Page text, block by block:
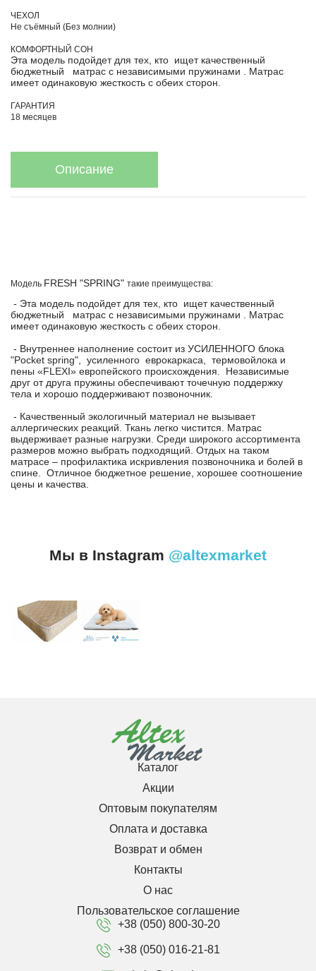
ЧЕХОЛ
Не съёмный (Без молнии)
КОМФОРТНЫЙ СОН
Эта модель подойдет для тех, кто ищет качественный
бюджетный матрас с независимыми пружинами . Матрас
имеет одинаковую жесткость с обеих сторон.
ГАРАНТИЯ
18 месяцев
Описание
Модель FRESH "SPRING" такие преимущества:
- Эта модель подойдет для тех, кто ищет качественный
бюджетный матрас с независимыми пружинами . Матрас
имеет одинаковую жесткость с обеих сторон.
- Внутреннее наполнение состоит из УСИЛЕННОГО блока
"Pocket spring", усиленного еврокаркаса, термовойлока и
пены «FLEXI» европейского происхождения. Независимые
друг от друга пружины обеспечивают точечную поддержку
тела и хорошо поддерживают позвоночник.
- Качественный экологичный материал не вызывает
аллергических реакций. Ткань легко чистится. Матрас
выдерживает разные нагрузки. Среди широкого ассортимента
размеров можно выбрать подходящий. Отдых на таком
матрасе – профилактика искривления позвоночника и болей в
спине. Отличное бюджетное решение, хорошее соотношение
цены и качества.
Мы в Instagram @altexmarket
Каталог
Акции
Оптовым покупателям
Оплата и доставка
Возврат и обмен
Контакты
О нас
Пользовательское соглашение
+38 (050) 800-30-20
+38 (050) 016-21-81